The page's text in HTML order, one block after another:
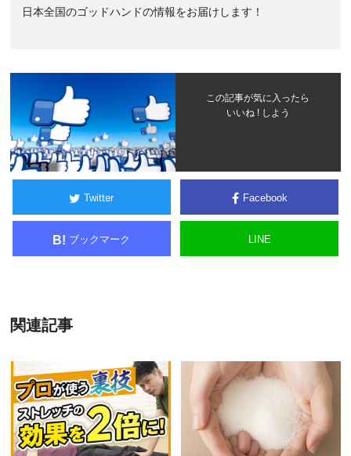
日本全国のゴッドハンドの情報をお届けします！
この記事が気に入ったら
いいね ! しよう
Twitter Facebook
B! ブックマーク LINE
関連記事